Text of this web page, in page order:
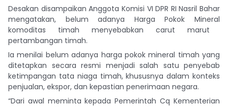
Desakan disampaikan Anggota Komisi VI DPR RI Nasril Bahar
mengatakan, belum adanya Harga Pokok Mineral
komoditas timah menyebabkan carut marut
pertambangan timah.
Ia menilai belum adanya harga pokok mineral timah yang
ditetapkan secara resmi menjadi salah satu penyebab
ketimpangan tata niaga timah, khususnya dalam konteks
penjualan, ekspor, dan kepastian penerimaan negara.
“Dari awal meminta kepada Pemerintah Cq Kementerian